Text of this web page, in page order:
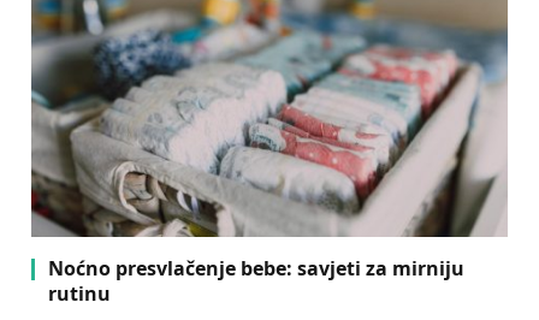
Noćno presvlačenje bebe: savjeti za mirniju
rutinu